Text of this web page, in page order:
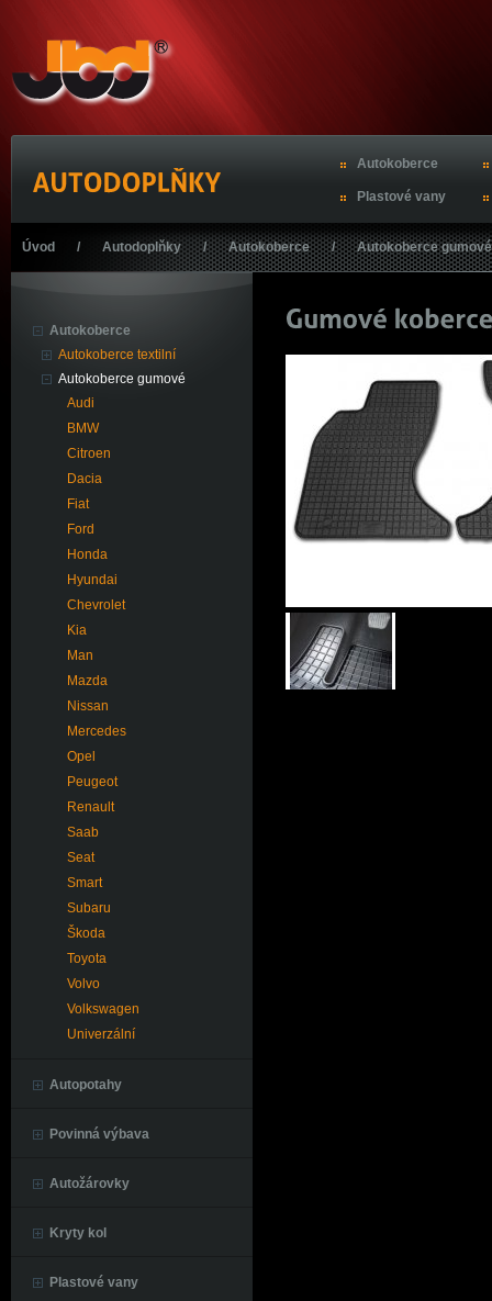
Autokoberce
Plastové vany
Úvod / Autodoplňky / Autokoberce / Autokoberce gumové
Autokoberce
Autokoberce textilní
Autokoberce gumové
Audi
BMW
Citroen
Dacia
Fiat
Ford
Honda
Hyundai
Chevrolet
Kia
Man
Mazda
Nissan
Mercedes
Opel
Peugeot
Renault
Saab
Seat
Smart
Subaru
Škoda
Toyota
Volvo
Volkswagen
Univerzální
Autopotahy
Povinná výbava
Autožárovky
Kryty kol
Plastové vany